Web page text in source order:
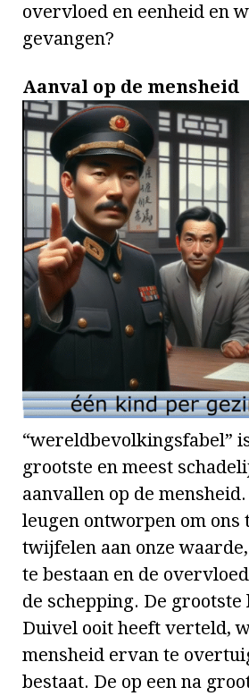
overvloed en eenheid en
gevangen?
Aanval op de mensheid
“wereldbevolkingsfabel”
grootste en meest
aanvallen op de
leugen ontworpen om ons
twijfelen aan onze
te bestaan en de
de schepping. De grootste
Duivel ooit heeft verteld,
mensheid ervan te
bestaat. De op een na